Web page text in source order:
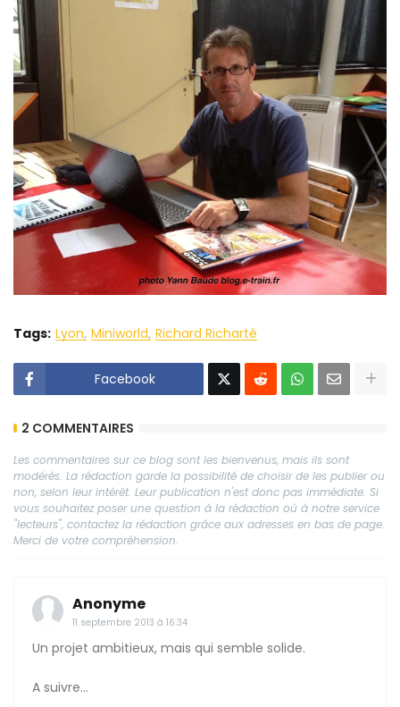
Tags: Lyon Miniworld Richard Richarté
Facebook
2 COMMENTAIRES
Les commentaires sur ce blog sont les bienvenus, mais ils sont
modérés. La rédaction garde la possibilité de choisir de les publier ou
non, selon leur intérêt. Leur publication n'est donc pas immédiate. Si
vous souhaitez poser une question à la rédaction où à notre service
"lecteurs", contactez la rédaction grâce aux adresses en bas de page.
Merci de votre compréhension.
Anonyme
11 septembre 2013 à 16:34
Un projet ambitieux, mais qui semble solide.
A suivre...